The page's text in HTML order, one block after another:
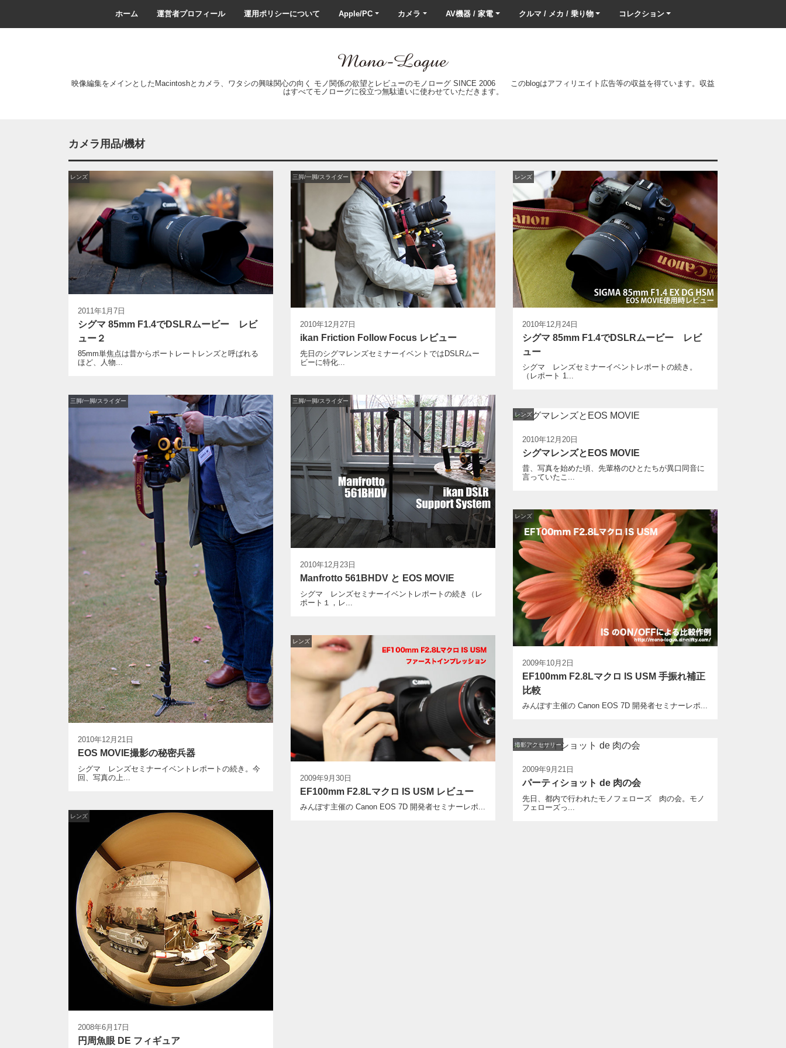
ホーム 運営者プロフィール 運用ポリシーについて Apple/PC カメラ AV機器 / 家電 クルマ / メカ / 乗り物 コレクション
映像編集をメインとしたMacintoshとカメラ、ワタシの興味関心の向く モノ関係の欲望とレビューのモノローグ SINCE 2006 このblogはアフィリエイト広告等の収益を得ています。収益
はすべてモノローグに役立つ無駄遣いに使わせていただきます。
カメラ用品/機材
2011年1月7日
レンズ
シグマ 85mm F1.4でDSLRムービー レビ
ュー２
85mm単焦点は昔からポートレートレンズと呼ばれる
ほど、人物...
2010年12月27日
三脚/一脚/スライダー
ikan Friction Follow Focus レビュー
先日のシグマレンズセミナーイベントではDSLRムー
ビーに特化...
2010年12月24日
レンズ
シグマ 85mm F1.4でDSLRムービー レビ
ュー
シグマ レンズセミナーイベントレポートの続き。
（レポート 1...
2010年12月23日
三脚/一脚/スライダー
Manfrotto 561BHDV と EOS MOVIE
シグマ レンズセミナーイベントレポートの続き（レ
ポート１，レ...
2010年12月21日
三脚/一脚/スライダー
EOS MOVIE撮影の秘密兵器
シグマ レンズセミナーイベントレポートの続き。今
回、写真の上...
2010年12月20日
レンズ
シグマレンズとEOS MOVIE
昔、写真を始めた頃、先輩格のひとたちが異口同音に
言っていたこ...
2009年10月2日
レンズ
EF100mm F2.8Lマクロ IS USM 手振れ補正
比較
みんぽす主催の Canon EOS 7D 開発者セミナーレポ...
2009年9月30日
レンズ
EF100mm F2.8Lマクロ IS USM レビュー
みんぽす主催の Canon EOS 7D 開発者セミナーレポ...
2009年9月21日
撮影アクセサリー
パーティショット de 肉の会
先日、都内で行われたモノフェローズ 肉の会。モノ
フェローズっ...
2008年6月17日
レンズ
円周魚眼 DE フィギュア